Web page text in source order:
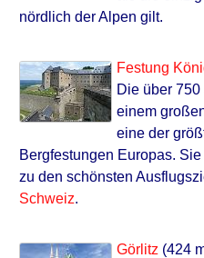
nördlich der Alpen gilt.
Festung
Die über
einem
eine der
Bergfestungen Europas.
zu den schönsten
Schweiz.
Görlitz (424